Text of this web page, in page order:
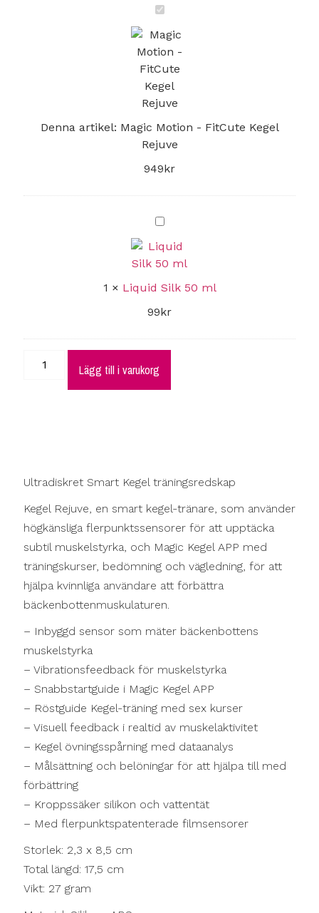
Magic
Motion
-
FitCute
Kegel
Rejuve
Denna artikel: Magic Motion - FitCute Kegel
Rejuve
949kr
Liquid
Silk
50
ml
1 × Liquid Silk 50 ml
99kr
Lägg till i varukorg
Ultradiskret Smart Kegel träningsredskap
Kegel Rejuve, en smart kegel-tränare, som använder
högkänsliga flerpunktssensorer för att upptäcka
subtil muskelstyrka, och Magic Kegel APP med
träningskurser, bedömning och vägledning, för att
hjälpa kvinnliga användare att förbättra
bäckenbottenmuskulaturen.
– Inbyggd sensor som mäter bäckenbottens
muskelstyrka
– Vibrationsfeedback för muskelstyrka
– Snabbstartguide i Magic Kegel APP
– Röstguide Kegel-träning med sex kurser
– Visuell feedback i realtid av muskelaktivitet
– Kegel övningsspårning med dataanalys
– Målsättning och belöningar för att hjälpa till med
förbättring
– Kroppssäker silikon och vattentät
– Med flerpunktspatenterade filmsensorer
Storlek: 2,3 x 8,5 cm
Total längd: 17,5 cm
Vikt: 27 gram